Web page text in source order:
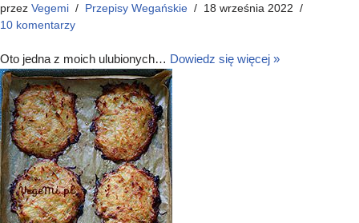
przez Vegemi Przepisy Wegańskie
18 września 2022
10 komentarzy
Oto jedna z moich ulubionych… Dowiedz się więcej »